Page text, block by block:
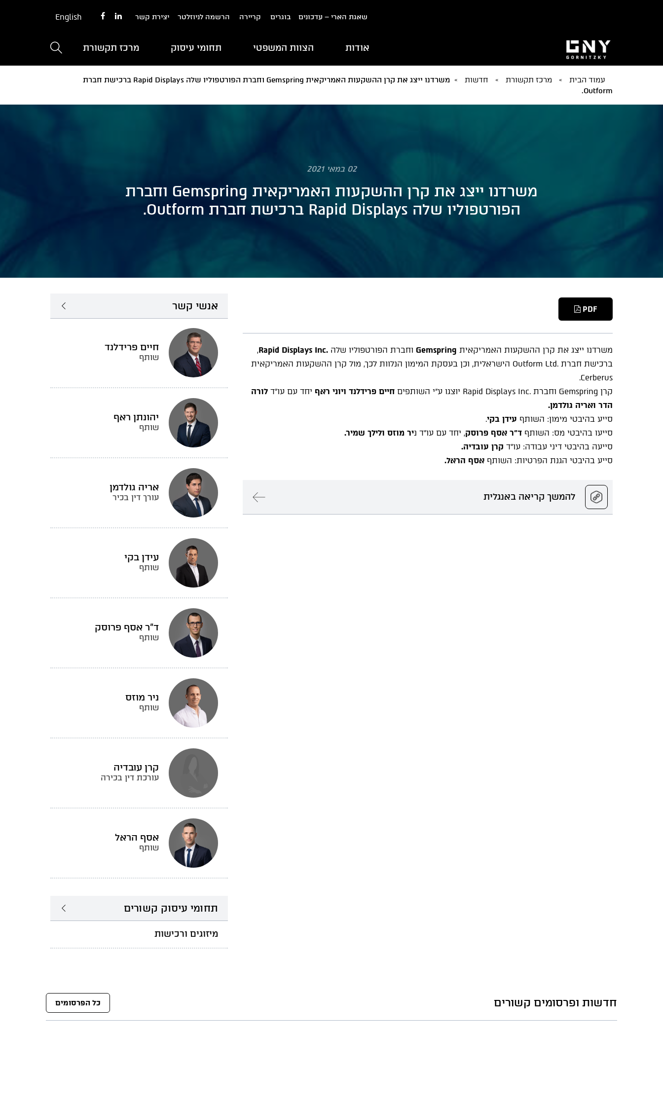
שאגת הארי – עדכונים בוגרים קריירה הרשמה לניוזלטר יצירת קשר English
אודות הצוות המשפטי תחומי עיסוק מרכז תקשורת
עמוד הבית » מרכז תקשורת » חדשות »
משרדנו ייצג את קרן ההשקעות האמריקאית Gemspring וחברת הפורטפוליו שלה Rapid Displays ברכישת חברת
Outform.
02 במאי 2021
משרדנו ייצג את קרן ההשקעות האמריקאית Gemspring וחברת
הפורטפוליו שלה Rapid Displays ברכישת חברת Outform.
PDF
משרדנו ייצג את קרן ההשקעות האמריקאית Gemspring וחברת הפורטפוליו שלה .
Rapid Displays Inc
,
ברכישת חברת .Outform Ltd הישראלית, וכן בעסקת המימון הנלוות לכך, מול קרן ההשקעות האמריקאית
Cerberus
.
קרן Gemspring וחברת .Rapid Displays Inc יוצגו ע"י השותפים חיים פרידלנד ויוני ראף יחד עם עו"ד לורה
הדר ואריה גולדמן.
סייע בהיבטי מימון: השותף עידן בקי.
סייעו בהיבטי מס: השותף ד"ר אסף פרוסק, יחד עם עו"ד ניר מוזס ולילך שמיר.
סייעה בהיבטי דיני עבודה: עו"ד קרן עובדיה.
סייע בהיבטי הגנת הפרטיות: השותף אסף הראל.
להמשך קריאה באנגלית
אנשי קשר
חיים פרידלנד
שותף
יהונתן ראף
שותף
אריה גולדמן
עורך דין בכיר
עידן בקי
שותף
ד"ר אסף פרוסק
שותף
ניר מוזס
שותף
קרן עובדיה
עורכת דין בכירה
אסף הראל
שותף
תחומי עיסוק קשורים
מיזוגים ורכישות
חדשות ופרסומים קשורים כל הפרסומים